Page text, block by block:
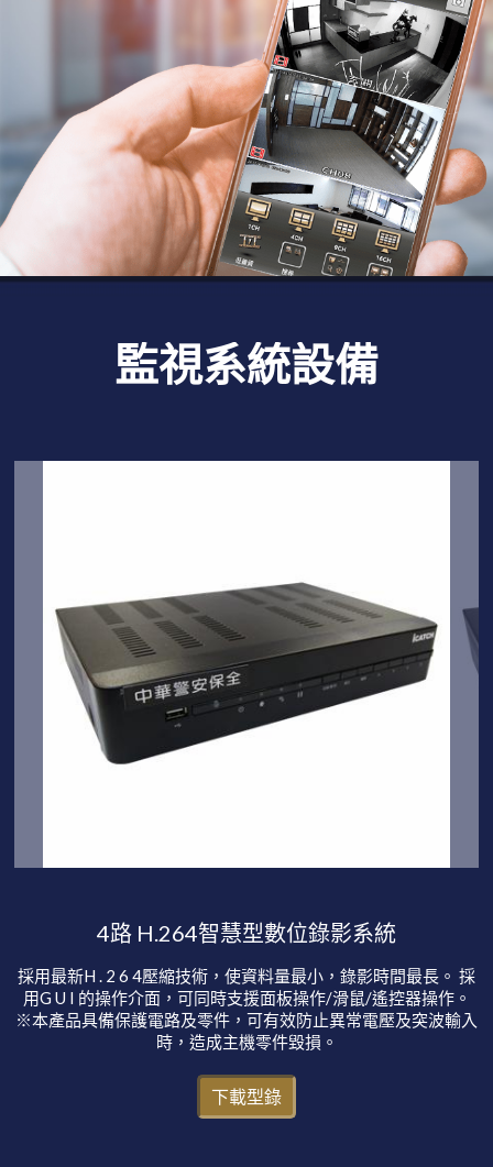
監視系統設備
4路 H.264智慧型數位錄影系統
採用最新H . 2 6 4壓縮技術，使資料量最小，錄影時間最長。 採
用G U I 的操作介面，可同時支援面板操作/滑鼠/遙控器操作。
※本產品具備保護電路及零件，可有效防止異常電壓及突波輸入
時，造成主機零件毀損。
下載型錄